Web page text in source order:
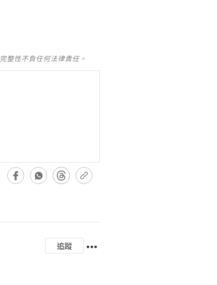
整性不負任何法律責任。
追蹤